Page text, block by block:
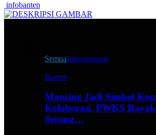
infobanten
SemuaInternasional
Banten
Mancing Jadi Simbol
Kolaborasi, PWKS
Serang…